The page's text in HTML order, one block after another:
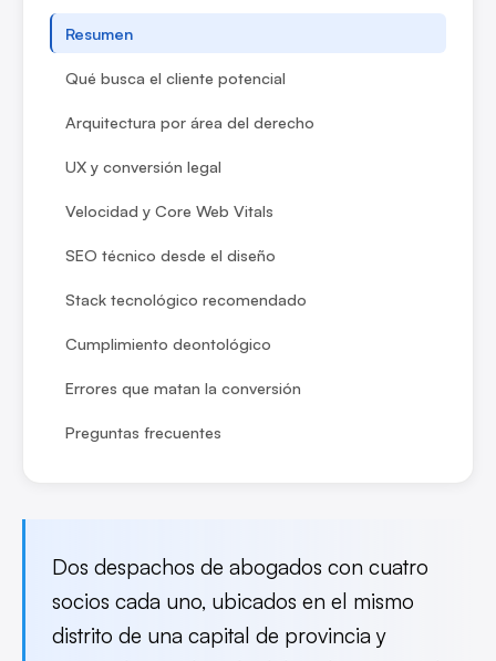
Resumen
Qué busca el cliente potencial
Arquitectura por área del derecho
UX y conversión legal
Velocidad y Core Web Vitals
SEO técnico desde el diseño
Stack tecnológico recomendado
Cumplimiento deontológico
Errores que matan la conversión
Preguntas frecuentes
Dos despachos de abogados con cuatro
socios cada uno, ubicados en el mismo
distrito de una capital de provincia y